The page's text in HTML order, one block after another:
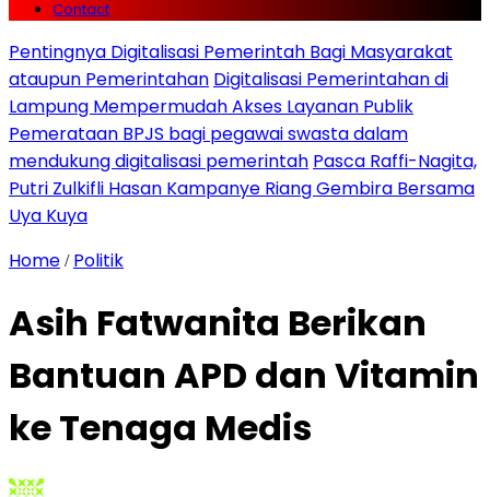
Contact
Pentingnya Digitalisasi Pemerintah Bagi Masyarakat
ataupun Pemerintahan Digitalisasi Pemerintahan di
Lampung Mempermudah Akses Layanan Publik
Pemerataan BPJS bagi pegawai swasta dalam
mendukung digitalisasi pemerintah Pasca Raffi-Nagita,
Putri Zulkifli Hasan Kampanye Riang Gembira Bersama
Uya Kuya
Home / Politik
Asih Fatwanita Berikan
Bantuan APD dan Vitamin
ke Tenaga Medis